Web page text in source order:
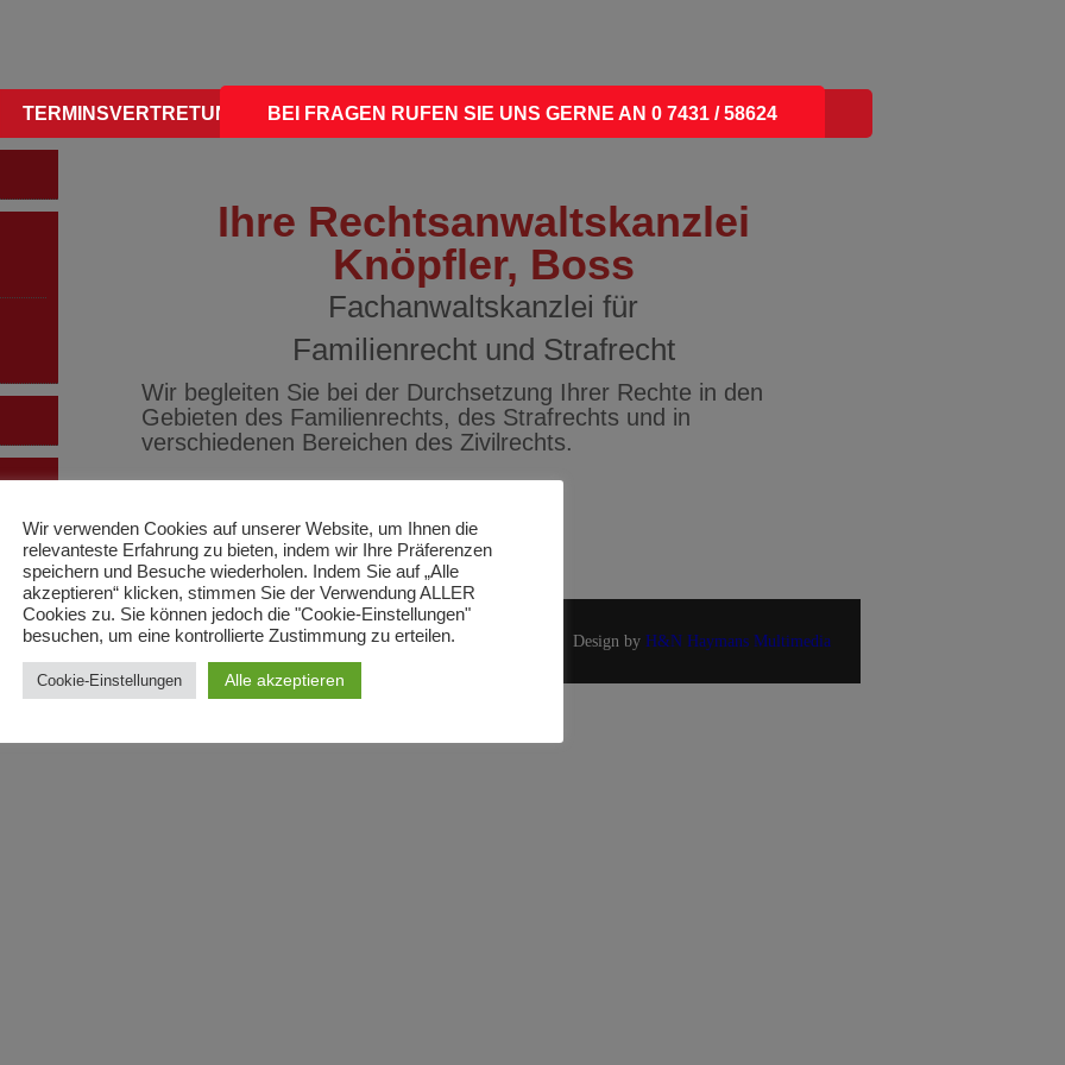
TERMINSVERTRETUNG FÜR KOLLEGEN FORMULARE DOWNLOADS
BEI FRAGEN RUFEN SIE UNS GERNE AN 0 7431 / 58624
Ihre Rechtsanwaltskanzlei
Knöpfler, Boss
Fachanwaltskanzlei für
Familienrecht und Strafrecht
Wir begleiten Sie bei der Durchsetzung Ihrer Rechte in den
Gebieten des Familienrechts, des Strafrechts und in
verschiedenen Bereichen des Zivilrechts.
Design by H&N Haymans Multimedia
Wir verwenden Cookies auf unserer Website, um Ihnen die
relevanteste Erfahrung zu bieten, indem wir Ihre Präferenzen
speichern und Besuche wiederholen. Indem Sie auf „Alle
akzeptieren“ klicken, stimmen Sie der Verwendung ALLER
Cookies zu. Sie können jedoch die "Cookie-Einstellungen"
besuchen, um eine kontrollierte Zustimmung zu erteilen.
Cookie-Einstellungen Alle akzeptieren